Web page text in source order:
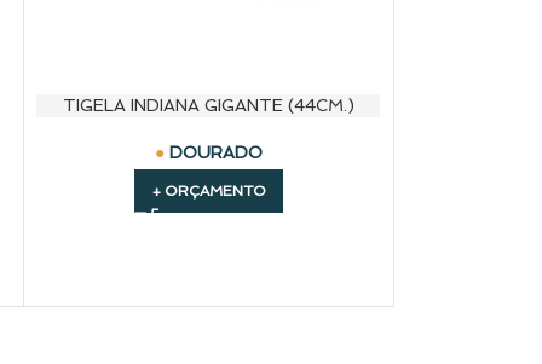
TIGELA INDIANA GIGANTE (44CM.)
DOURADO
+ ORÇAMENTO